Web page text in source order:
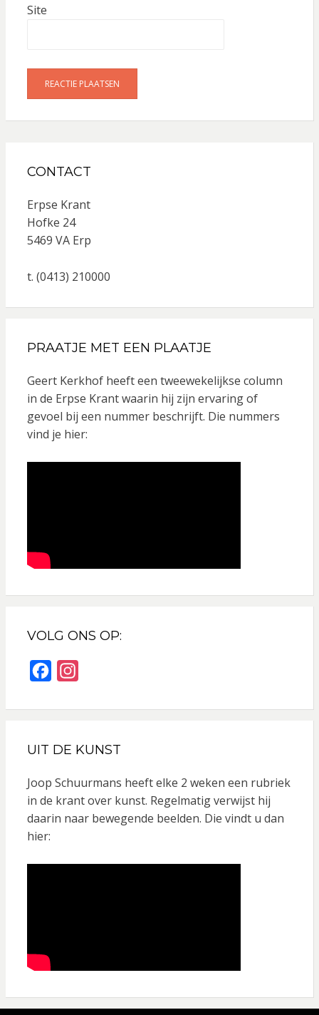
Site
CONTACT
Erpse Krant
Hofke 24
5469 VA Erp
t. (0413) 210000
PRAATJE MET EEN PLAATJE
Geert Kerkhof heeft een tweewekelijkse column
in de Erpse Krant waarin hij zijn ervaring of
gevoel bij een nummer beschrijft. Die nummers
vind je hier:
VOLG ONS OP:
c
b
o
o
k
s
a
g
r
a
UIT DE KUNST
Joop Schuurmans heeft elke 2 weken een rubriek
in de krant over kunst. Regelmatig verwijst hij
daarin naar bewegende beelden. Die vindt u dan
hier: